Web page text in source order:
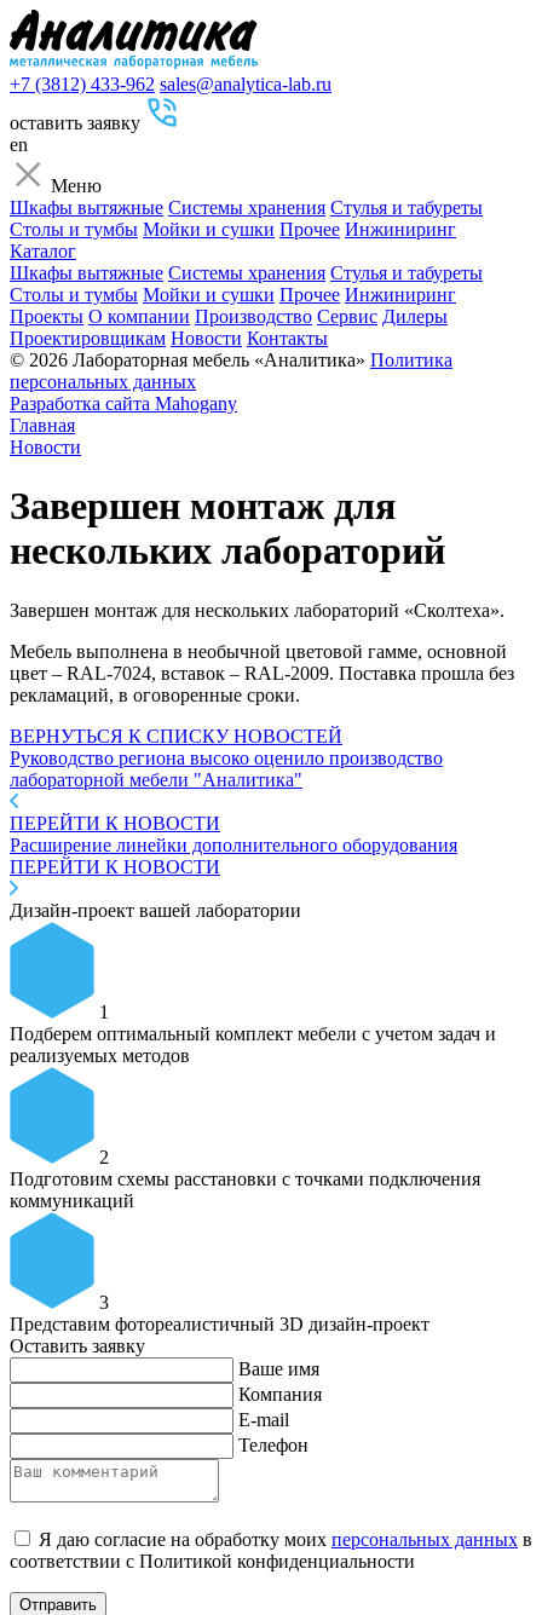
+7 (3812) 433-962 sales@analytica-lab.ru
оставить заявку
en
Меню
Шкафы вытяжные Cистемы хранения Стулья и табуреты
Столы и тумбы Мойки и сушки Прочее Инжиниринг
Каталог
Шкафы вытяжные Cистемы хранения Стулья и табуреты
Столы и тумбы Мойки и сушки Прочее Инжиниринг
Проекты О компании Производство Сервис Дилеры
Проектировщикам Новости Контакты
© 2026 Лабораторная мебель «Аналитика» Политика
персональных данных
Разработка сайта Mahogany
Главная
Новости
Завершен монтаж для
нескольких лабораторий
Завершен монтаж для нескольких лабораторий «Сколтеха».
Мебель выполнена в необычной цветовой гамме, основной
цвет – RAL-7024, вставок – RAL-2009. Поставка прошла без
рекламаций, в оговоренные сроки.
ВЕРНУТЬСЯ К СПИСКУ НОВОСТЕЙ
Руководство региона высоко оценило производство
лабораторной мебели "Аналитика"
ПЕРЕЙТИ К НОВОСТИ
Расширение линейки дополнительного оборудования
ПЕРЕЙТИ К НОВОСТИ
Дизайн-проект вашей лаборатории
1
Подберем оптимальный комплект мебели с учетом задач и
реализуемых методов
2
Подготовим схемы расстановки с точками подключения
коммуникаций
3
Представим фотореалистичный 3D дизайн-проект
Оставить заявку
Ваше имя
Компания
E-mail
Телефон
Я даю согласие на обработку моих персональных данных в
соответствии с Политикой конфиденциальности
Отправить